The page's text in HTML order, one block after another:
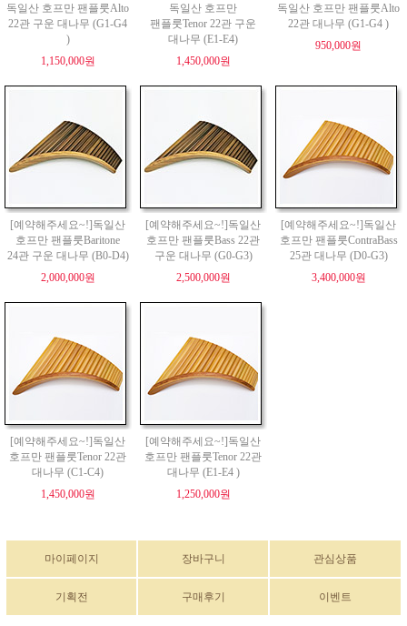
독일산 호프만 팬플룻Alto
22관 구운 대나무 (G1-G4
)
1,150,000원
독일산 호프만
팬플룻Tenor 22관 구운
대나무 (E1-E4)
1,450,000원
독일산 호프만 팬플룻Alto
22관 대나무 (G1-G4 )
950,000원
[예약해주세요~!]독일산
호프만 팬플룻Baritone
24관 구운 대나무 (B0-D4)
2,000,000원
[예약해주세요~!]독일산
호프만 팬플룻Bass 22관
구운 대나무 (G0-G3)
2,500,000원
[예약해주세요~!]독일산
호프만 팬플룻ContraBass
25관 대나무 (D0-G3)
3,400,000원
[예약해주세요~!]독일산
호프만 팬플룻Tenor 22관
대나무 (C1-C4)
1,450,000원
[예약해주세요~!]독일산
호프만 팬플룻Tenor 22관
대나무 (E1-E4 )
1,250,000원
마이페이지 장바구니 관심상품
기획전 구매후기 이벤트